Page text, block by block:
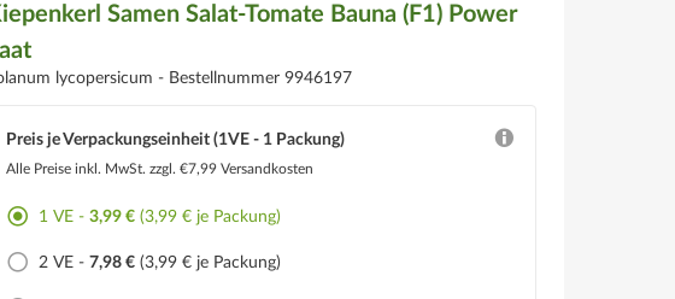
Samen Salat-Tomate Bauna (F1) Power
lycopersicum - Bestellnummer 9946197
Preis je Verpackungseinheit (1VE - 1 Packung)
Alle Preise inkl. MwSt.zzgl. €7,99 Versandkosten
1 VE -3,99 € (3,99 € je Packung)
2 VE - 7,98 € (3,99 € je Packung)